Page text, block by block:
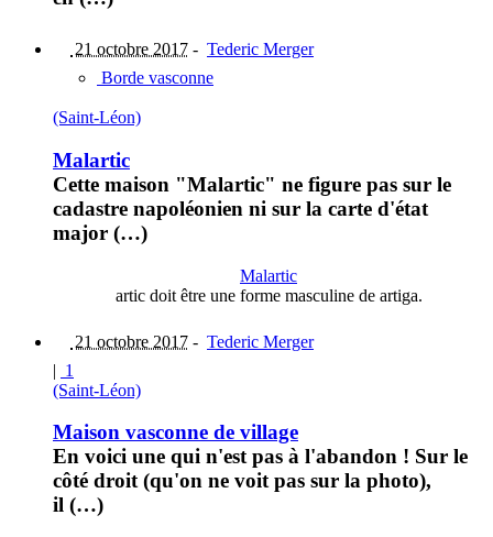
21 octobre 2017 - Tederic Merger
Borde vasconne
(Saint-Léon)
Malartic
Cette maison "Malartic" ne figure pas sur le
cadastre napoléonien ni sur la carte d'état
major (…)
Malartic
artic doit être une forme masculine de artiga.
21 octobre 2017 - Tederic Merger
| 1
(Saint-Léon)
Maison vasconne de village
En voici une qui n'est pas à l'abandon ! Sur le
côté droit (qu'on ne voit pas sur la photo),
il (…)